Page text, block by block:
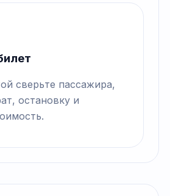
сверьте пассажира,
остановку и